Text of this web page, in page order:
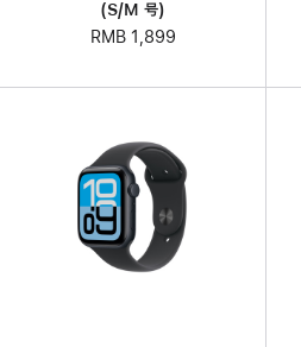
(S/M 号)
RMB 1,899